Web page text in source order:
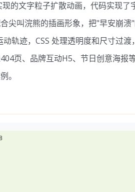
现的文字粒子扩散动画，代码实现
尖叫浣熊的插画形象，把"早安崩
轨迹，CSS 处理透明度和尺寸过
页、品牌互动H5、节日创意海报
。